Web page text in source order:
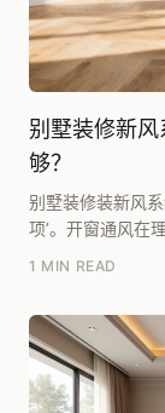
别墅装修新
够？
别墅装修装新风
项’。开窗通风在
1 MIN READ